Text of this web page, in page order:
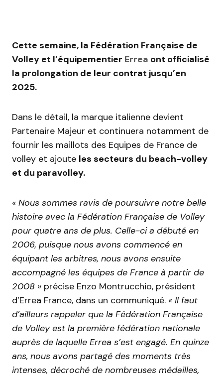
Cette semaine, la Fédération Française de
Volley et l’équipementier Errea ont officialisé
la prolongation de leur contrat jusqu’en
2025.
Dans le détail, la marque italienne devient
Partenaire Majeur et continuera notamment de
fournir les maillots des Equipes de France de
volley et ajoute les secteurs du beach-volley
et du paravolley.
« Nous sommes ravis de poursuivre notre belle
histoire avec la Fédération Française de Volley
pour quatre ans de plus. Celle-ci a débuté en
2006, puisque nous avons commencé en
équipant les arbitres, nous avons ensuite
accompagné les équipes de France à partir de
2008 » précise Enzo Montrucchio, président
d’Errea France, dans un communiqué. « Il faut
d’ailleurs rappeler que la Fédération Française
de Volley est la première fédération nationale
auprès de laquelle Errea s’est engagé. En quinze
ans, nous avons partagé des moments très
intenses, décroché de nombreuses médailles,